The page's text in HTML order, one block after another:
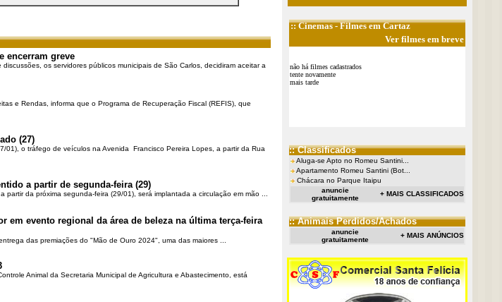
encerram greve
os servidores públicos municipais de São Carlos, decidiram aceitar a
e Rendas, informa que o Programa de Recuperação Fiscal (REFIS), que
(27)
o tráfego de veículos na Avenida Francisco Pereira Lopes, a partir da Rua
a partir de segunda-feira (29)
da próxima segunda-feira (29/01), será implantada a circulação em mão ...
em evento regional da área de beleza na última terça-feira
das premiações do "Mão de Ouro 2024", uma das maiores ...
Animal da Secretaria Municipal de Agricultura e Abastecimento, está
::Cinemas- Filmes em Cartaz
Ver filmes em breve
não há filmes cadastrados
tente novamente
mais tarde
:: Classificados
Aluga-se Apto no Romeu Santini...
Apartamento Romeu Santini (Bot...
Chácara no Parque Itaipu
anuncie
gratuitamente
+ MAIS CLASSIFICADOS
:: Animais Perdidos/Achados
anuncie
gratuitamente
+ MAIS ANÚNCIOS